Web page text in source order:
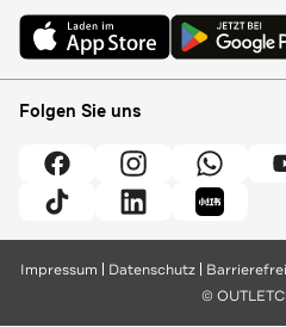
Folgen Sie uns
Impressum Datenschutz
©